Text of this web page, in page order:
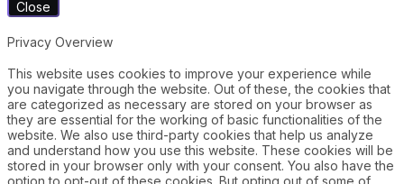
Close
Privacy Overview
This website uses cookies to improve your experience while
you navigate through the website. Out of these, the cookies that
are categorized as necessary are stored on your browser as
they are essential for the working of basic functionalities of the
website. We also use third-party cookies that help us analyze
and understand how you use this website. These cookies will be
stored in your browser only with your consent. You also have the